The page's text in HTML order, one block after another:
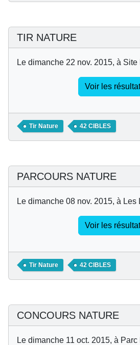
TIR NATURE
Le dimanche 22 nov. 2015, à
Voir les
Tir Nature 42 CIBLES
PARCOURS NATURE
Le dimanche 08 nov. 2015, à Les
Voir les
Tir Nature 42 CIBLES
CONCOURS NATURE
Le dimanche 11 oct. 2015, à Parc